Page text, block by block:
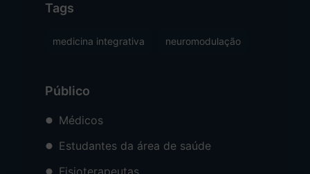
Tags
medicina integrativa neuromodulação
Público
Médicos
Estudantes da área de saúde